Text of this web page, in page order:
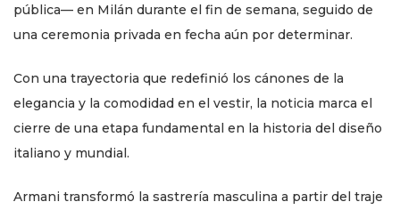
pública— en Milán durante el fin de semana, seguido de
una ceremonia privada en fecha aún por determinar.
Con una trayectoria que redefinió los cánones de la
elegancia y la comodidad en el vestir, la noticia marca el
cierre de una etapa fundamental en la historia del diseño
italiano y mundial.
Armani transformó la sastrería masculina a partir del traje